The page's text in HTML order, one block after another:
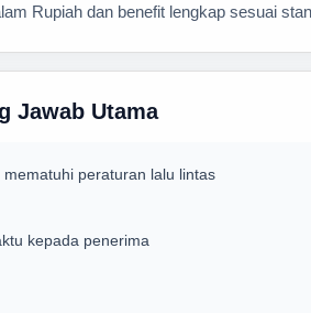
Rupiah dan benefit lengkap sesuai
Jawab Utama
peraturan lalu lintas
kepada penerima